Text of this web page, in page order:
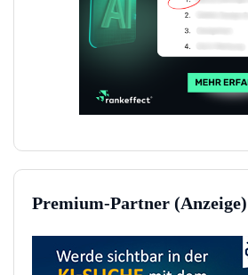
Premium-Partner (Anzeige)